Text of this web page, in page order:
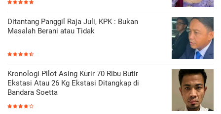
Ditantang Panggil Raja Juli, KPK : Bukan
Masalah Berani atau Tidak
Kronologi Pilot Asing Kurir 70 Ribu Butir
Ekstasi Atau 26 Kg Ekstasi Ditangkap di
Bandara Soetta